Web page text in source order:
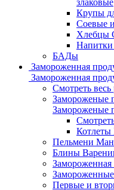
злаковые
Крупы
Соевые
Хлебцы
Напитки
БАДы
Замороженная
Замороженная
Смотреть весь
Замороженые
Замороженые
Котлеты
Пельмени
Блины
Замороженная
Первые и